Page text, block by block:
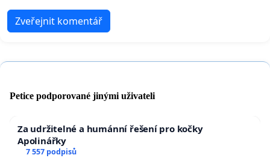
Zveřejnit komentář
Petice podporované jinými uživateli
Za udržitelné a humánní řešení pro kočky
Apolinářky
7 557 podpisů